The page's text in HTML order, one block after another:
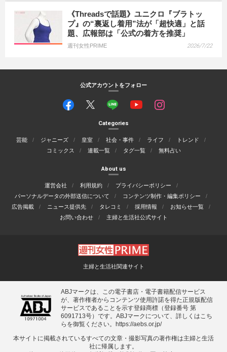
《Threadsで話題》ユニクロ『ブラトッ
プ』の“裏返し着用”法が「超快適」と話
題、広報部は「公式の着方を推奨」
週刊女性PRIME 2026/7/22
公式アカウントをフォロー
Categories
芸能 ジャニーズ 皇室 社会・事件 ライフ
トレンド
コミックス
連載一覧 タグ一覧 無料占い
About us
運営会社 利用規約
プライバシーポリシー
パーソナルデータの外部送信について
コンテンツ制作・編集ポリシー
広告掲載
ニュース提供先 タレコミ 採用情報
お知らせ一覧
お問い合わせ
主婦と生活社公式サイト
主婦と生活社関連サイト
ABJマークは、この電子書店・電子書籍配信サービス
が、著作権者からコンテンツ使用許諾を得た正規版配信
サービスであることを示す登録商標（登録番号 第
6091713号）です。ABJマークについて、詳しくはこち
らを御覧ください。 https://aebs.or.jp/
本サイトに掲載されているすべての⽂章・撮影写真の著作権は主婦と⽣活
社に帰属します。